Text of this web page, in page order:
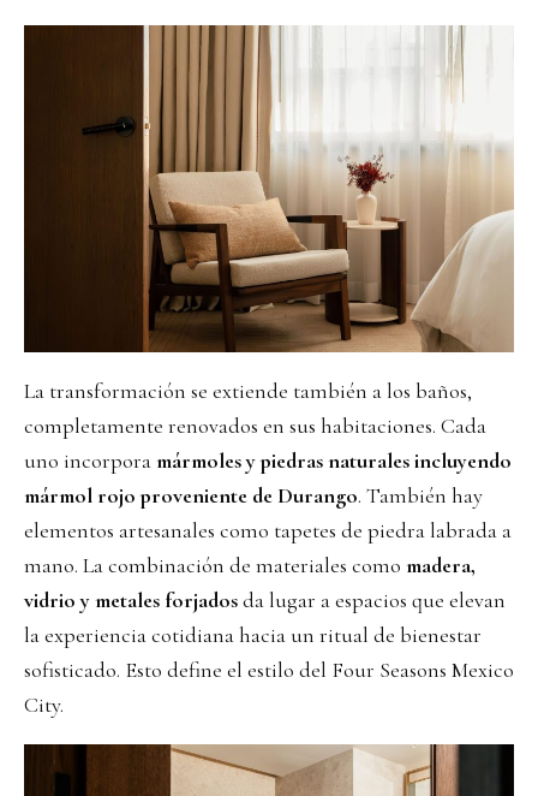
La transformación se extiende también a los baños,
completamente renovados en sus habitaciones. Cada
uno incorporamármoles y piedras naturales incluyendo
mármol rojo proveniente de Durango. También hay
elementos artesanales como tapetes de piedra labrada a
mano. La combinación de materiales como madera,
vidrio y metales forjadosda lugar a espacios que elevan
la experiencia cotidiana hacia un ritual de bienestar
sofisticado. Esto define el estilo del Four Seasons Mexico
City.